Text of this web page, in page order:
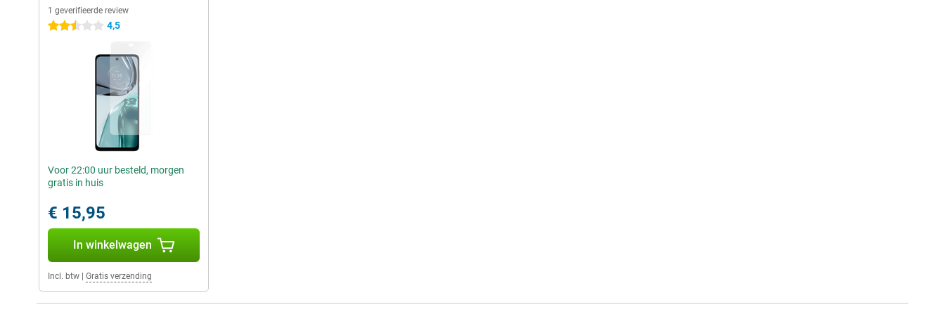
1 geverifieerde review
2.5 sterren 4,5
Voor 22:00 uur besteld, morgen
gratis in huis
€ 15,95
In winkelwagen
Incl. btw Gratis verzending